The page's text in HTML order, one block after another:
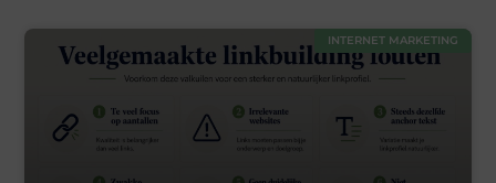
INTERNET MARKETING